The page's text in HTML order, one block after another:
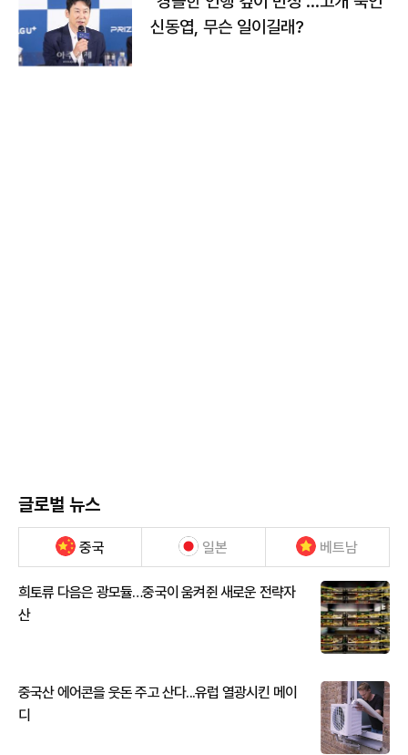
신동엽, 무슨 일이길래?
글로벌 뉴스
중국 일본 베트남
희토류 다음은 광모듈…중국이 움켜쥔 새로운 전략자
산
중국산 에어콘을 웃돈 주고 산다...유럽 열광시킨 메이
디